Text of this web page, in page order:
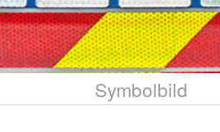
Symbolbild